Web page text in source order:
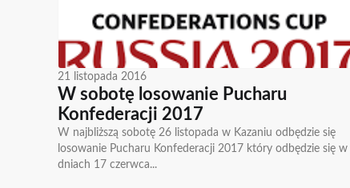
21 listopada 2016
W sobotę losowanie Pucharu
Konfederacji 2017
W najbliższą sobotę 26 listopada w Kazaniu odbędzie się
losowanie Pucharu Konfederacji 2017 który odbędzie się w
dniach 17 czerwca...